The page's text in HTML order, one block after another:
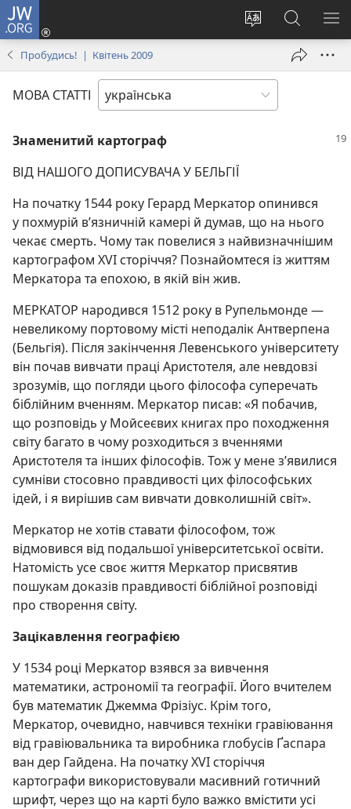
JW.ORG
Змінити
Увійти
(відкривається
вікні)
Пошук
на
сайті
Пробудись! | Квітень 2009
МОВА СТАТТІ
Знаменитий картограф
ВІД НАШОГО ДОПИСУВАЧА У БЕЛЬГІЇ
На початку 1544 року Герард Меркатор опинився
у похмурій в’язничній камері й думав, що на нього
чекає смерть. Чому так повелися з найвизначнішим
картографом XVI сторіччя? Познайомтеся із життям
Меркатора та епохою, в якій він жив.
МЕРКАТОР народився 1512 року в Рупельмонде —
невеликому портовому місті неподалік Антверпена
(Бельгія). Після закінчення Левенського університету
він почав вивчати праці Аристотеля, але невдовзі
зрозумів, що погляди цього філософа суперечать
біблійним вченням. Меркатор писав: «Я побачив,
що розповідь у Мойсеєвих книгах про походження
світу багато в чому розходиться з вченнями
Аристотеля та інших філософів. Тож у мене з’явилися
сумніви стосовно правдивості цих філософських
ідей, і я вирішив сам вивчати довколишній світ».
Меркатор не хотів ставати філософом, тож
відмовився від подальшої університетської освіти.
Натомість усе своє життя Меркатор присвятив
пошукам доказів правдивості біблійної розповіді
про створення світу.
Зацікавлення географією
У 1534 році Меркатор взявся за вивчення
математики, астрономії та географії. Його вчителем
був математик Джемма Фрізіус. Крім того,
Меркатор, очевидно, навчився техніки гравіювання
від гравіювальника та виробника глобусів Ґаспара
ван дер Гайдена. На початку XVI сторіччя
картографи використовували масивний готичний
шрифт, через що на карті було важко вмістити усі